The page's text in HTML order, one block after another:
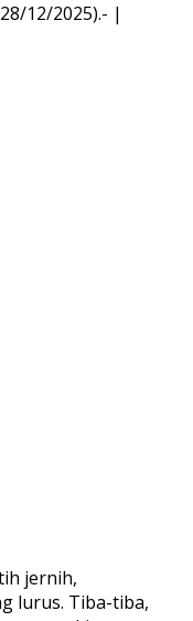
12/2025).- |
jernih,
lurus. Tiba-tiba,